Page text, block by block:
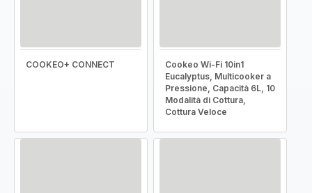
COOKEO+ CONNECT
Cookeo Wi-Fi 10in1
Eucalyptus, Multicooker a
Pressione, Capacità 6L, 10
Modalità di Cottura,
Cottura Veloce